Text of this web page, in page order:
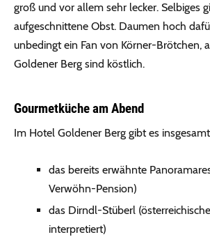
groß und vor allem sehr lecker. Selbiges
aufgeschnittene Obst. Daumen hoch
unbedingt ein Fan von Körner-Brötchen,
Goldener Berg sind köstlich.
Gourmetküche am Abend
Im Hotel Goldener Berg gibt es
das bereits erwähnte
Verwöhn-Pension)
das Dirndl-Stüberl
interpretiert)